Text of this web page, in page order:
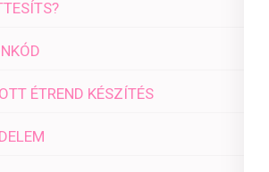
ÉTREND KÉSZÍTÉS